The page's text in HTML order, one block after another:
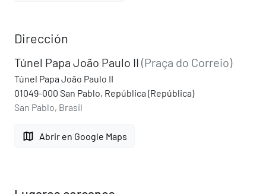
Dirección
Túnel Papa João Paulo II (Praça do Correio)
Túnel Papa João Paulo II
01049-000 San Pablo, República (República)
San Pablo, Brasil
map Abrir en Google Maps